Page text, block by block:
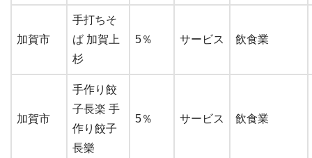
加賀市
手打ちそ
ば 加賀上
杉
5％ サービス 飲食業
加賀市
手作り餃
子長楽 手
作り餃子
長樂
5％ サービス 飲食業